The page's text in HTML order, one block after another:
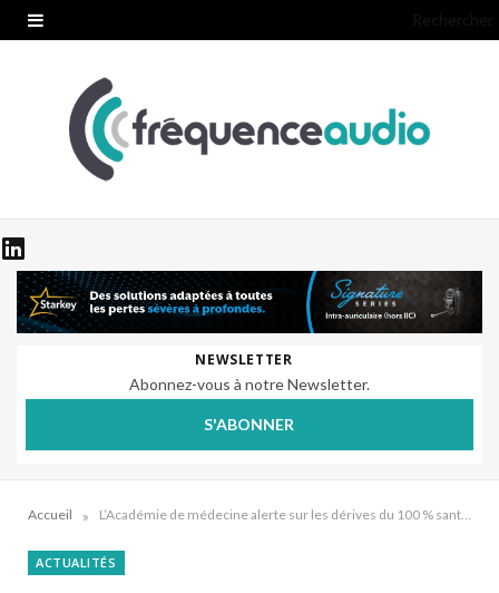
NEWSLETTER
Abonnez-vous à notre Newsletter.
S'ABONNER
Accueil » L’Académie de médecine alerte sur les dérives du 100 % santé en audiologie
ACTUALITÉS